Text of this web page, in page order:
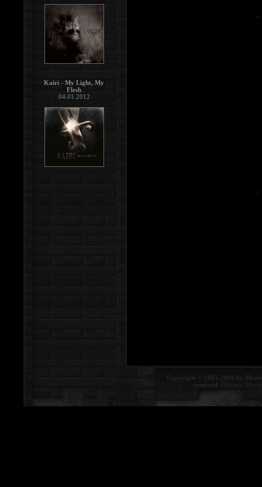
Copyright © 2005-2009 by
reserved. Contact:
Kairi - My Light, My
Flesh
04.01.2012